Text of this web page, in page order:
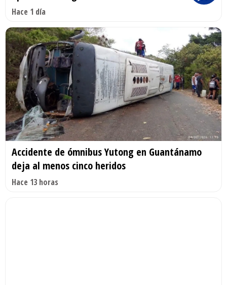
Hace 1 día
Accidente de ómnibus Yutong en Guantánamo
deja al menos cinco heridos
Hace 13 horas